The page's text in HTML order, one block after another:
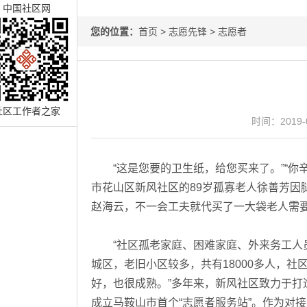
您的位置： 首页 > 志愿先锋 > 志愿者
时间：
“这是您要的卫生纸，给您买来了。”“你
市花山区新风社区的89岁孤寡老人徐善芳因
赵海云，不一会工夫就代买了一大袋老人需
“社区孤老家庭、困难家庭、外来务工人
城区，老旧小区较多，共有18000多人，社
好，也很成熟。”多年来，新风社区致力于
成立马鞍山市首个“志愿者服务站”。作为对
中国社区网
区工作者之家